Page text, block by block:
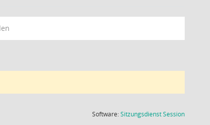
Software:SitzungsdienstSession(Wird in